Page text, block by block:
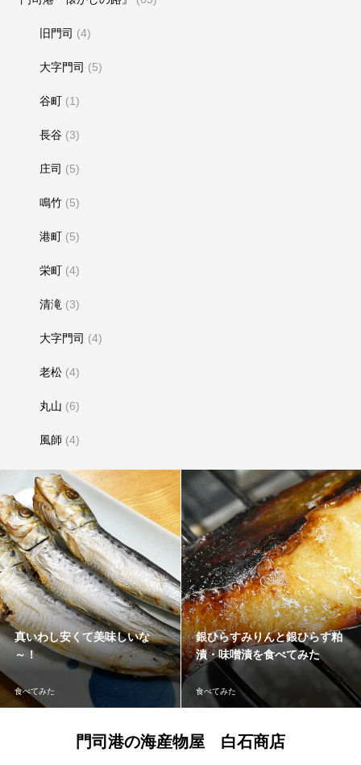
旧門司 (4)
大字門司 (5)
谷町 (1)
長谷 (3)
庄司 (5)
鳴竹 (5)
港町 (5)
栄町 (4)
清滝 (3)
大字門司 (4)
老松 (4)
丸山 (6)
風師 (4)
真いわし安くて美味しいな
～！
食べてみた
銀ひらすみりんと銀ひらす粕
漬・味噌漬を食べてみた
食べてみた
門司港の海産物屋 白石商店